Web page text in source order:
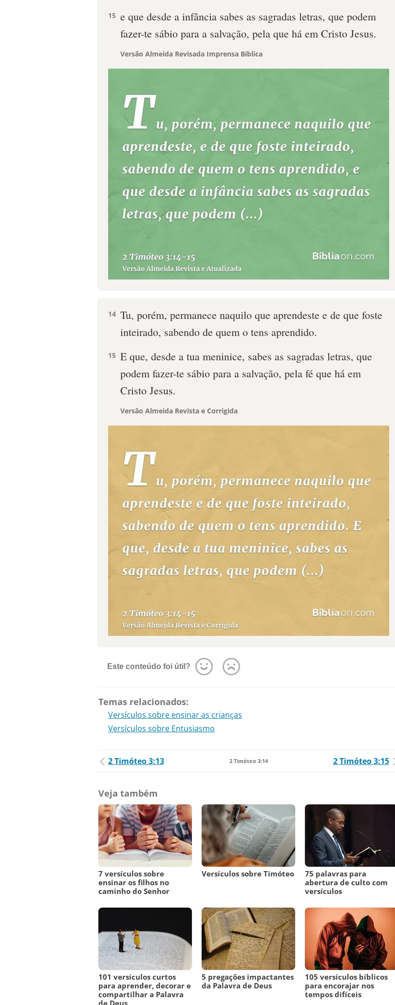
15 e que desde a infância sabes as sagradas letras, que podem
fazer-te sábio para a salvação, pela que há em Cristo Jesus.
Versão Almeida Revisada Imprensa Bíblica
14 Tu, porém, permanece naquilo que aprendeste e de que foste
inteirado, sabendo de quem o tens aprendido.
15 E que, desde a tua meninice, sabes as sagradas letras, que
podem fazer-te sábio para a salvação, pela fé que há em
Cristo Jesus.
Versão Almeida Revista e Corrigida
Este conteúdo foi útil?
Temas relacionados:
Versículos sobre ensinar as crianças
Versículos sobre Entusiasmo
2 Timóteo 3:13 2 Timóteo 3:14 2 Timóteo 3:15
Veja também
7 versículos sobre
ensinar os filhos no
caminho do Senhor
Versículos sobre Timóteo
75 palavras para
abertura de culto com
versículos
101 versículos curtos
para aprender, decorar e
compartilhar a Palavra
5 pregações impactantes
da Palavra de Deus
105 versículos bíblicos
para encorajar nos
tempos difíceis